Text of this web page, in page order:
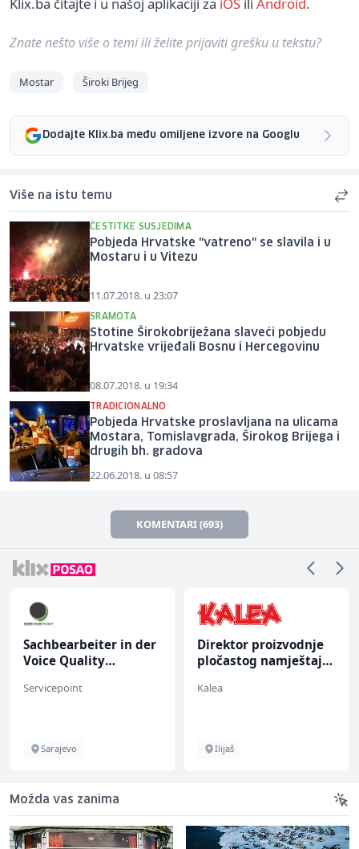
Znate nešto više o temi ili želite prijaviti grešku u tekstu?
Mostar Široki Brijeg
Dodajte Klix.ba među omiljene izvore na Googlu
Više na istu temu
ČESTITKE SUSJEDIMA
Pobjeda Hrvatske "vatreno" se slavila i u
Mostaru i u Vitezu
11.07.2018. u 23:07
SRAMOTA
Stotine Širokobriježana slaveći pobjedu
Hrvatske vrijeđali Bosnu i Hercegovinu
08.07.2018. u 19:34
TRADICIONALNO
Pobjeda Hrvatske proslavljana na ulicama
Mostara, Tomislavgrada, Širokog Brijega i
drugih bh. gradova
22.06.2018. u 08:57
KOMENTARI (693)
Sachbearbeiter in der
Voice Quality
Servicepoint
Sarajevo
Direktor proizvodnje
pločastog namještaja
Kalea
Ilijaš
Možda vas zanima